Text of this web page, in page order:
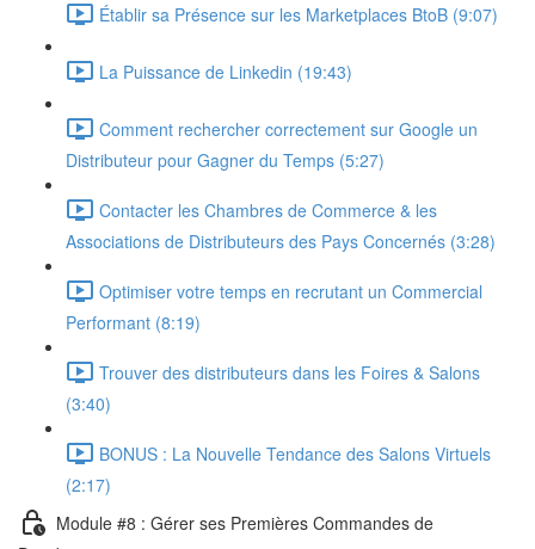
Établir sa Présence sur les Marketplaces BtoB (9:07)
La Puissance de Linkedin (19:43)
Comment rechercher correctement sur Google un
Distributeur pour Gagner du Temps (5:27)
Contacter les Chambres de Commerce & les
Associations de Distributeurs des Pays Concernés (3:28)
Optimiser votre temps en recrutant un Commercial
Performant (8:19)
Trouver des distributeurs dans les Foires & Salons
(3:40)
BONUS : La Nouvelle Tendance des Salons Virtuels
(2:17)
Module #8 : Gérer ses Premières Commandes de